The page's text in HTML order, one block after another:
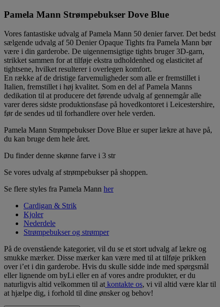
Pamela Mann Strømpebukser Dove Blue
Vores fantastiske udvalg af Pamela Mann 50 denier farver. Det bedst
sælgende udvalg af 50 Denier Opaque Tights fra Pamela Mann bør
være i din garderobe. De uigennemsigtige tights bruger 3D-garn,
strikket sammen for at tilføje ekstra udholdenhed og elasticitet af
tightsene, hvilket resulterer i overlegen komfort.
En række af de dristige farvemuligheder som alle er fremstillet i
Italien, fremstillet i høj kvalitet. Som en del af Pamela Manns
dedikation til at producere det førende udvalg af gennemgår alle
varer deres sidste produktionsfase på hovedkontoret i Leicestershire,
før de sendes ud til forhandlere over hele verden.
Pamela Mann Strømpebukser Dove Blue er super lækre at have på,
du kan bruge dem hele året.
Du finder denne skønne farve i 3 str
Se vores udvalg af strømpebukser på shoppen.
Se flere styles fra Pamela Mann her
Cardigan & Strik
Kjoler
Nederdele
Strømpebukser og strømper
På de ovenstående kategorier, vil du se et stort udvalg af lækre og
smukke mærker. Disse mærker kan være med til at tilføje prikken
over i’et i din garderobe. Hvis du skulle sidde inde med spørgsmål
eller lignende om byLi eller en af vores andre produkter, er du
naturligvis altid velkommen til at kontakte os, vi vil altid være klar til
at hjælpe dig, i forhold til dine ønsker og behov!